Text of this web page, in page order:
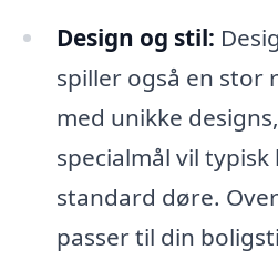
Design og stil:
spiller også en stor
med unikke
specialmål vil
standard døre.
passer til din